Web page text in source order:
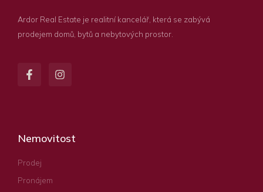
Ardor Real Estate je realitní kancelář, která se zabývá
prodejem domů, bytů a nebytových prostor.
Nemovitost
Prodej
Pronájem